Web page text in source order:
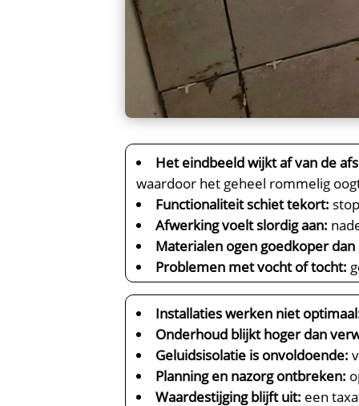
Het eindbeeld wijkt af van de
waardoor het geheel rommelig
Functionaliteit schiet tekort:
Afwerking voelt slordig aan:
Materialen ogen goedkoper
Problemen met vocht of tocht:
Installaties werken niet
Onderhoud blijkt hoger dan
Geluidsisolatie is onvoldoende:
Planning en nazorg ontbreken:
Waardestijging blijft uit: een